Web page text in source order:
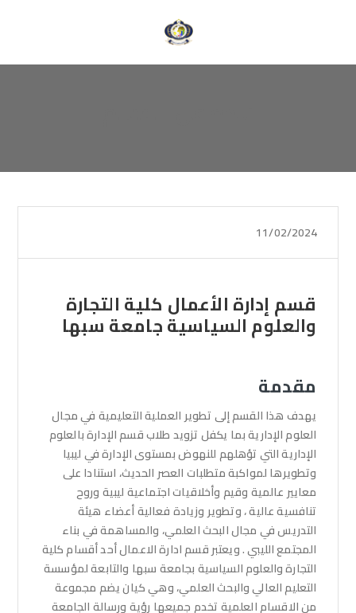
11/02/2024
قسم إدارة الأعمال كلية التجارة
والعلوم السياسية جامعة سبها
مقدمة
يهدف هذا القسم إلى تطوير العملية التعليمية في مجال
العلوم الإدارية بما يكفل تزويد طلاب قسم الإدارة بالعلوم
الإدارية التي تؤهلهم للنهوض بمستوى الإدارة في ليبيا
وتطويرها لمواكبة متطلبات العصر الحديث، استنادا على
معايير عالمية وقيم وأخلاقيات اجتماعية ليبية وروح
تنافسية عالية ، وتطوير وزيادة فعالية أعضاء هيئة
التدريس في مجال البحث العلمي، والمساهمة في بناء
المجتمع الليبي . ويعتبر قسم ادارة الاعمال أحد أقسام كلية
التجارة والعلوم السياسية بجامعة سبها والتابعة لمؤسسة
التعليم العالي والبحث العلمي، وهي كيان يضم مجموعة
من الاقسام العلمية تخدم جميعها رؤية ورسالة الجامعة